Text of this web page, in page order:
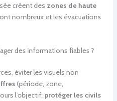
créent des zones de haute
nombreux et les évacuations
des informations fiables ?
éviter les visuels non
(période, zone,
l’objectif: protéger les civils